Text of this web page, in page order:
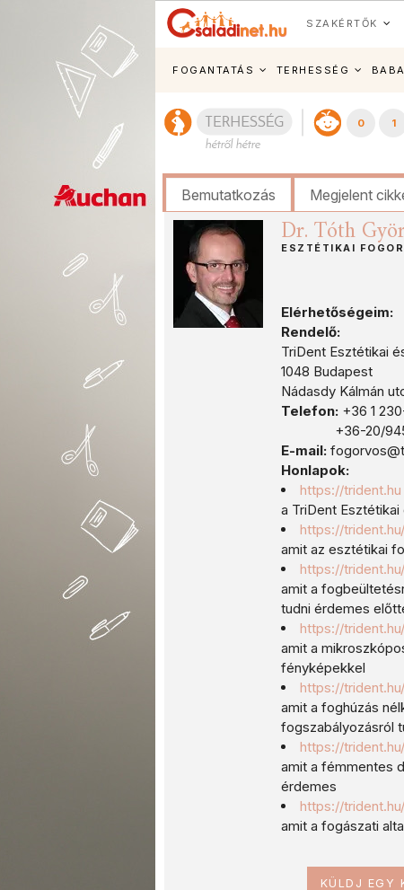
SZAKÉRTŐK
FOGANTATÁS TERHESSÉG BABA
0 1
Bemutatkozás Megjelent
Dr. Tóth
ESZTÉTIKAI
Elérhetőségeim:
Rendelő:
TriDent Esztétikai
1048 Budapest
Nádasdy Kálmán
Telefon: +36 1
+36-20/
E-mail:
Honlapok:
https://trident.hu
a TriDent
https://
amit az esztétikai
https://
amit a
tudni érdemes
https://
amit a
fényképekkel
https://
amit a foghúzás
fogszabályozásról
https://
amit a fémmentes
érdemes
https://
amit a fogászati
KÜLDJ EGY